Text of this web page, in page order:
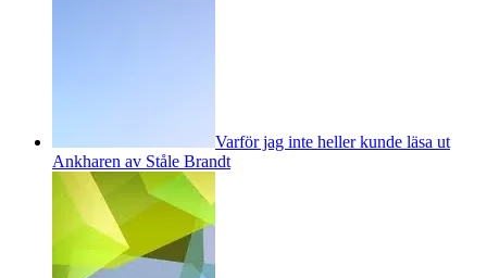
Varför jag inte heller kunde läsa ut
Ankharen av Ståle Brandt